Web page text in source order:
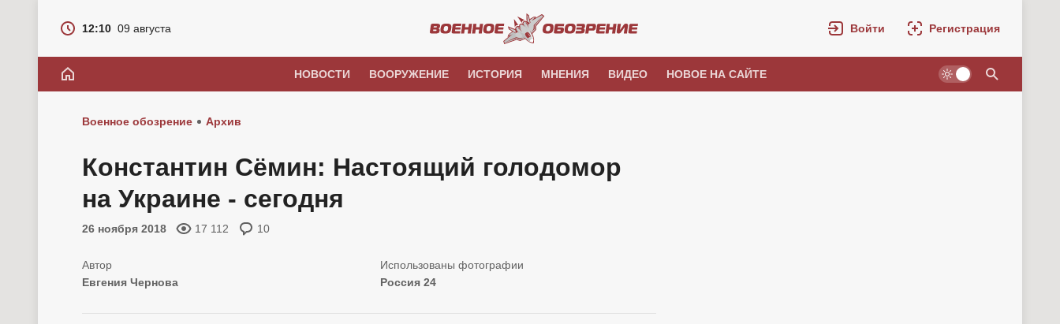
12:10 09 августа Войти Регистрация
НОВОСТИ ВООРУЖЕНИЕ ИСТОРИЯ МНЕНИЯ ВИДЕО НОВОЕ НА САЙТЕ
Военное обозрение Архив
Константин Сёмин: Настоящий голодомор
на Украине - сегодня
26 ноября 2018 17 112 10
Евгения Чернова Россия 24